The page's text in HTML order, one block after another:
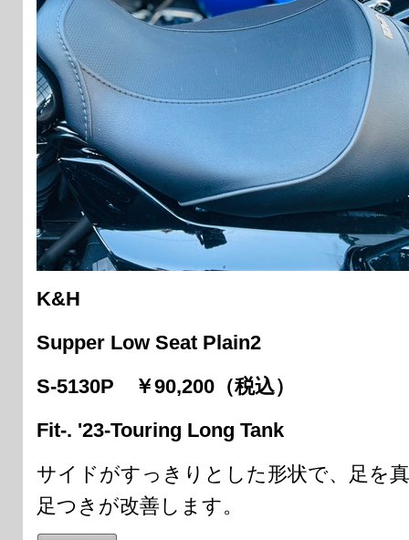
K&H
Supper Low Seat Plain2
S-5130P ￥90,200（税込）
Fit-. '23-Touring Long Tank
サイドがすっきりとした形状で、足を
足つきが改善します。